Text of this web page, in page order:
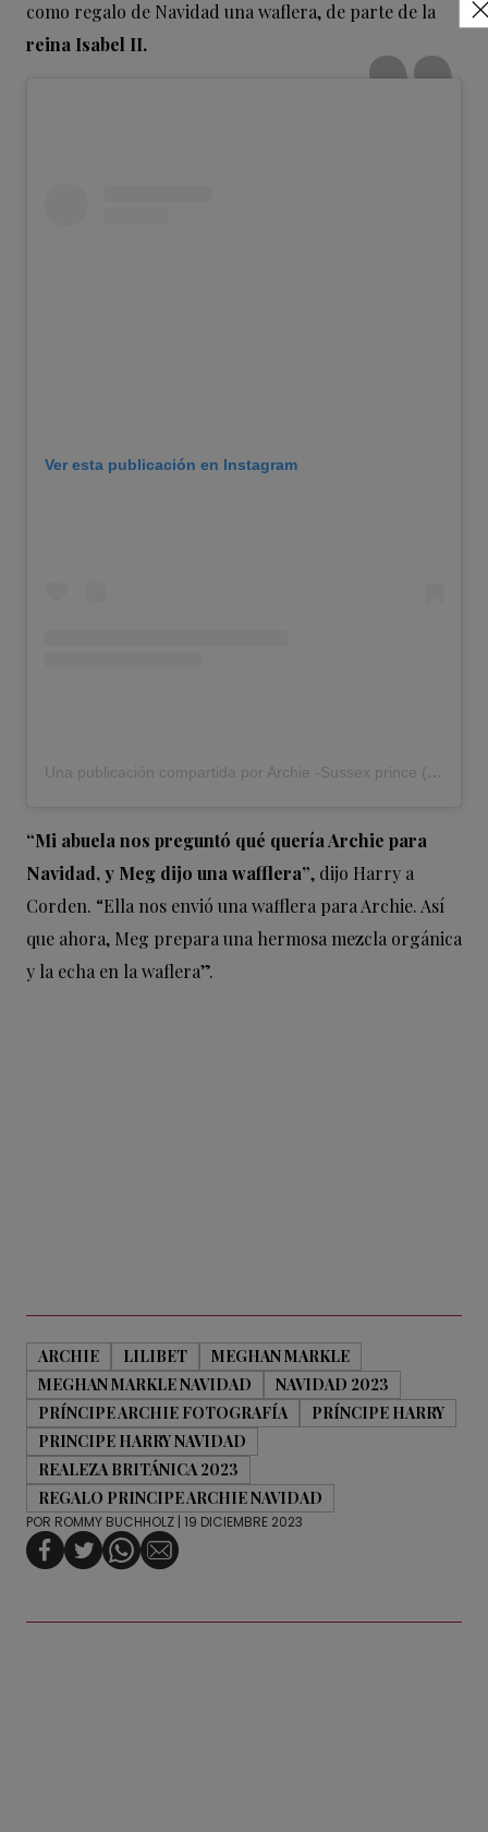
como regalo de Navidad una waflera, de parte de la
reina Isabel II.
Ver esta publicación en Instagram
Una publicación compartida por Archie -Sussex prince (@archie_princeofsussex)
“Mi abuela nos preguntó qué quería Archie para
Navidad, y Meg dijo una wafflera”, dijo Harry a
Corden. “Ella nos envió una wafflera para Archie. Así
que ahora, Meg prepara una hermosa mezcla orgánica
y la echa en la waflera”.
ARCHIE LILIBET
MEGHAN MARKLE
MEGHAN MARKLE NAVIDAD
NAVIDAD 2023
PRÍNCIPE ARCHIE FOTOGRAFÍA
PRÍNCIPE HARRY
PRINCIPE HARRY NAVIDAD
REALEZA BRITÁNICA 2023
REGALO PRINCIPE ARCHIE NAVIDAD
POR ROMMY BUCHHOLZ | 19 DICIEMBRE 2023